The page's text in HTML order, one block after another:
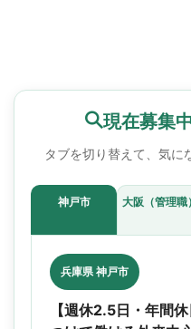
現在募集
タブを切り替えて、気に
神戸市 大阪（管理職）
兵庫県 神戸市
【週休2.5日・年間